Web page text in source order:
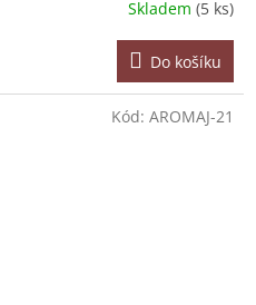
Skladem (5 ks)
Do košíku
Kód: AROMAJ-21